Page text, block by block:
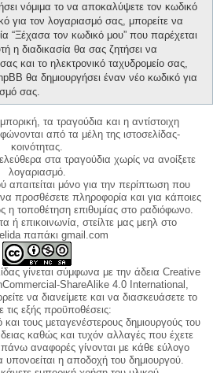
νόμιμα το να αποκαλύψετε τον κωδικό
για τον λογαριασμό σας, μπορείτε να
“Ξέχασα τον κωδικό μου” που παρέχεται
η διαδικασία θα σας ζητήσει να
και το ηλεκτρονικό ταχυδρομείο σας,
θα δημιουργήσει έναν νέο κωδικό για
σας.
τα τραγούδια και η αντίστοιχη
από τα μέλη της ιστοσελίδας-
κοινότητας.
στα τραγούδια χωρίς να ανοίξετε
λογαριασμό.
απαιτείται μόνο για την περίπτωση που
προσθέσετε πληροφορία και για κάποιες
η τοποθέτηση επιθυμίας στο ραδιόφωνο.
ή επικοινωνία, στείλτε μας μεηλ στο
παπάκι gmail.com
γίνεται σύμφωνα με την άδεια Creative
ShareAlike 4.0 International,
να διανείμετε και να διασκευάσετε το
τις εξής προϋποθέσεις:
τους μεταγενέστερους δημιουργούς του
καθώς και τυχόν αλλαγές που έχετε
αναφορές γίνονται με κάθε εύλογο
υπονοείται η αποδοχή του δημιουργού.